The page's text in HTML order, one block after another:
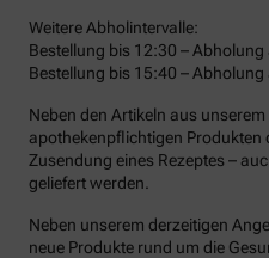
Weitere Abholintervalle:
Bestellung bis 12:30 – Abholung
Bestellung bis 15:40 – Abholung
Neben den Artikeln aus
apothekenpflichtigen Produkten
Zusendung eines Rezeptes –
geliefert werden.
Neben unserem derzeitigen
neue Produkte rund um die